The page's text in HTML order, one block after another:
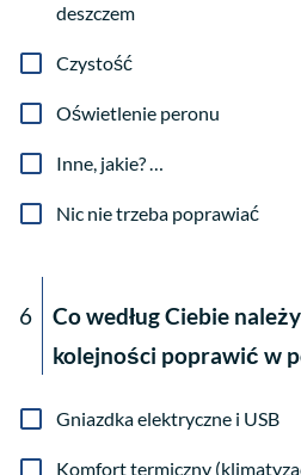
deszczem
Czystość
Oświetlenie peronu
Inne, jakie? …
Nic nie trzeba poprawiać
6
Co według Ciebie
kolejności poprawić w
Gniazdka elektryczne i USB
Komfort termiczny